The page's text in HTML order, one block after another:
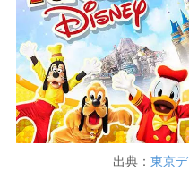
出典： 東京